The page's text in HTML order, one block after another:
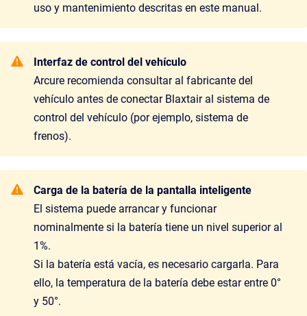
uso y mantenimiento descritas en este manual.
Interfaz de control del vehículo
Arcure recomienda consultar al fabricante del
vehículo antes de conectar Blaxtair al sistema de
control del vehículo (por ejemplo, sistema de
frenos).
Carga de la batería de la pantalla inteligente
El sistema puede arrancar y funcionar
nominalmente si la batería tiene un nivel superior al
1%.
Si la batería está vacía, es necesario cargarla. Para
ello, la temperatura de la batería debe estar entre 0°
y 50°.